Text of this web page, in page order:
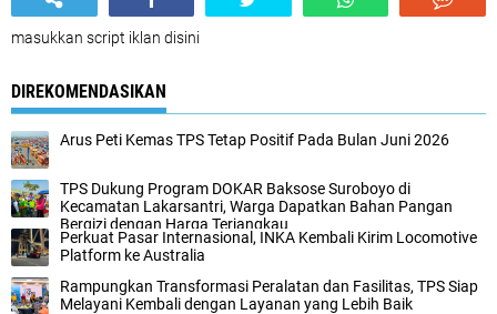
masukkan script iklan disini
DIREKOMENDASIKAN
Arus Peti Kemas TPS Tetap Positif Pada Bulan Juni 2026
TPS Dukung Program DOKAR Baksose Suroboyo di
Kecamatan Lakarsantri, Warga Dapatkan Bahan Pangan
Bergizi dengan Harga Terjangkau
Perkuat Pasar Internasional, INKA Kembali Kirim Locomotive
Platform ke Australia
Rampungkan Transformasi Peralatan dan Fasilitas, TPS Siap
Melayani Kembali dengan Layanan yang Lebih Baik